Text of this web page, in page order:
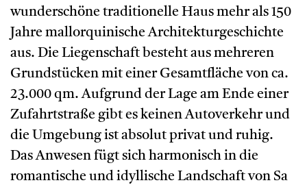
wunderschöne traditionelle Haus mehr als 150
Jahre mallorquinische Architekturgeschichte
aus. Die Liegenschaft besteht aus mehreren
Grundstücken mit einer Gesamtfläche von ca.
23.000 qm. Aufgrund der Lage am Ende einer
Zufahrtstraße gibt es keinen Autoverkehr und
die Umgebung ist absolut privat und ruhig.
Das Anwesen fügt sich harmonisch in die
romantische und idyllische Landschaft von Sa